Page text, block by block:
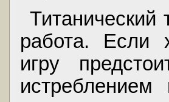
Титанический
работа. Если
игру